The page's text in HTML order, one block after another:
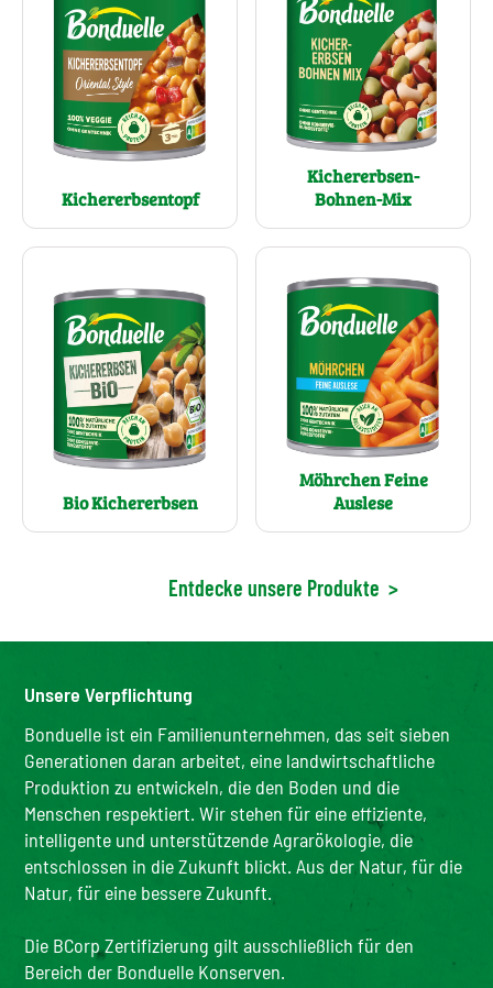
Kichererbsentopf
Kichererbsen-
Bohnen-Mix
Bio Kichererbsen
Möhrchen Feine
Auslese
Entdecke unsere Produkte >
Unsere Verpflichtung
Bonduelle ist ein Familienunternehmen, das seit sieben
Generationen daran arbeitet, eine landwirtschaftliche
Produktion zu entwickeln, die den Boden und die
Menschen respektiert. Wir stehen für eine effiziente,
intelligente und unterstützende Agrarökologie, die
entschlossen in die Zukunft blickt. Aus der Natur, für die
Natur, für eine bessere Zukunft.
Die BCorp Zertifizierung gilt ausschließlich für den
Bereich der Bonduelle Konserven.